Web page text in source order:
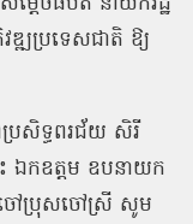
វឌ្ឍប្រទេសជាតិ ឱ្យ
ប្រសិទ្ធពរជ័យ សិរី
ឯកឧត្ដម ឧបនាយក
ចៅប្រុសចៅស្រី សូម